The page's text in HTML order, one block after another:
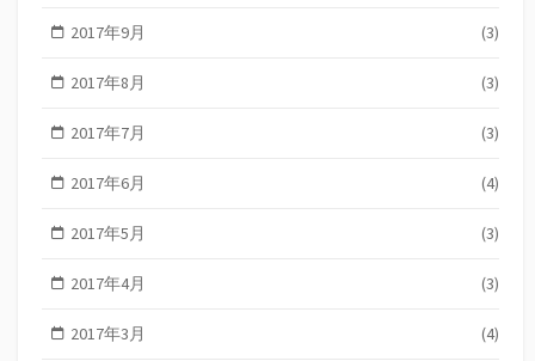
2017年9月 (3)
2017年8月 (3)
2017年7月 (3)
2017年6月 (4)
2017年5月 (3)
2017年4月 (3)
2017年3月 (4)